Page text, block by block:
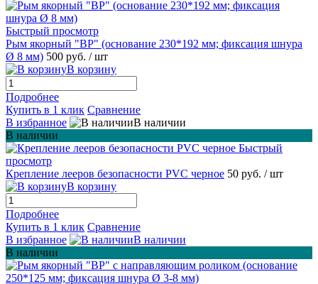
Быстрый просмотр
Рым якорный "BP" (основание 230*192 мм; фиксация шнура
Ø 8 мм) 500 руб. / шт
В корзину
Подробнее
Купить в 1 клик Сравнение
В избранное
В наличии
В наличии
Быстрый
просмотр
Крепление лееров безопасности PVC черное 50 руб. / шт
В корзину
Подробнее
Купить в 1 клик Сравнение
В избранное
В наличии
В наличии